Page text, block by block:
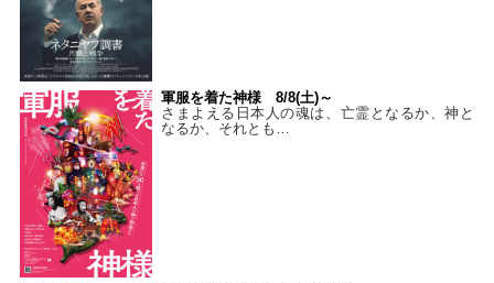
軍服を着た神様 8/8(土)～
さまよえる日本人の魂は、亡霊となるか、神と
なるか、それとも…